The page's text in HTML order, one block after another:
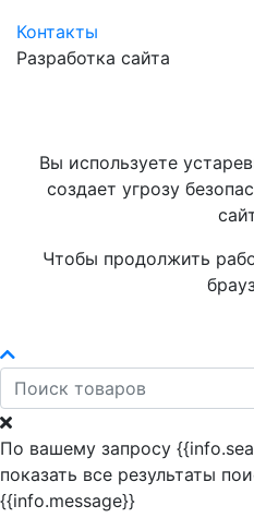
Контакты
Разработка сайта
Вы используете
создает угрозу
Чтобы продолжить
По вашему запросу
показать все результаты
{{info.message}}